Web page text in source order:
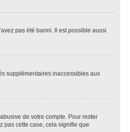
pas été banni. Il est possible aussi
supplémentaires inaccessibles aux
de votre compte. Pour rester
pas cette case, cela signifie que